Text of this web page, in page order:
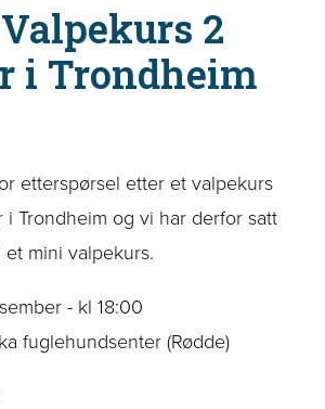
2
i Trondheim
etterspørsel etter et valpekurs
Trondheim og vi har derfor satt
mini valpekurs.
- kl 18:00
fuglehundsenter (Rødde)